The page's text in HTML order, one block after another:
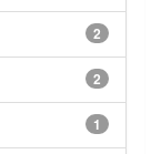
2
2
1